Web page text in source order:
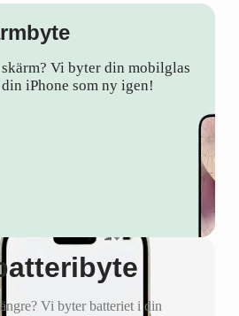
Vi byter din mobilglas
iPhone som ny igen!
Vi byter batteriet i din